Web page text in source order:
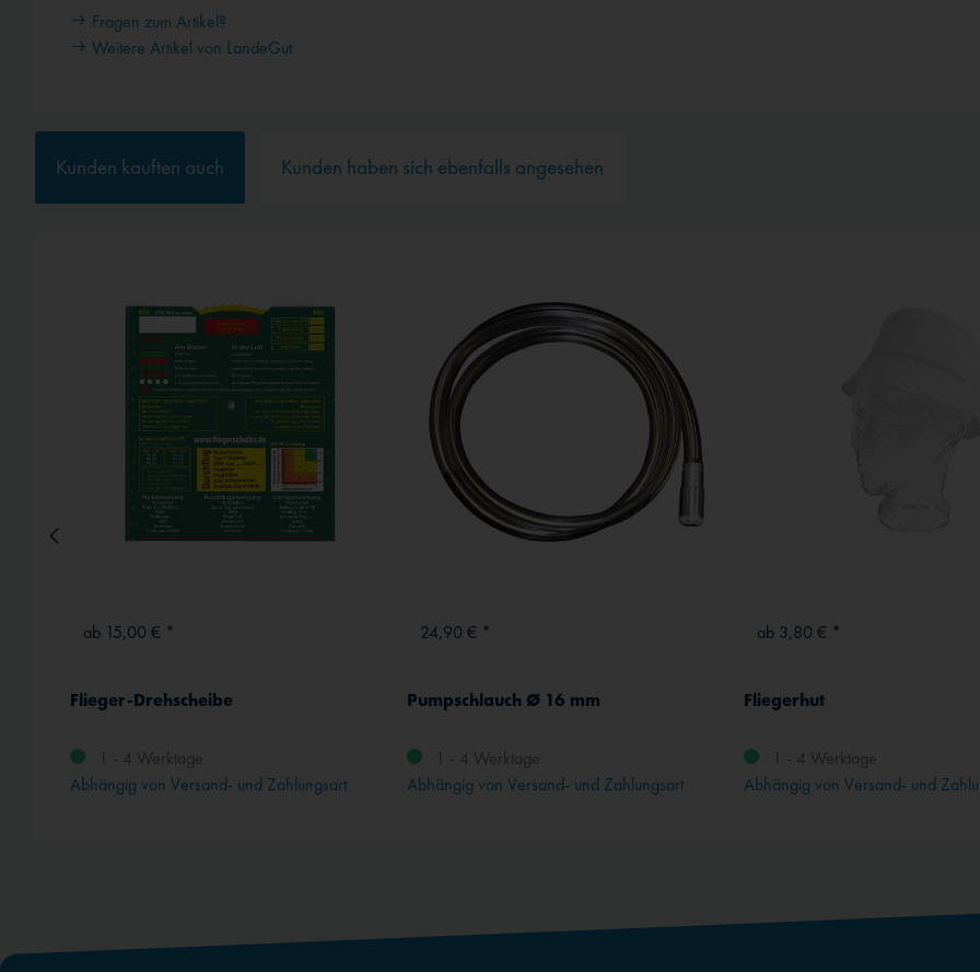
Fragen zum Artikel?
Weitere Artikel von LandeGut
Kunden kauften auch Kunden haben sich ebenfalls angesehen
ab 15,00 € *
Flieger-Drehscheibe
1 - 4 Werktage
Abhängig von Versand- und Zahlungsart
24,90 € *
Pumpschlauch Ø 16 mm
1 - 4 Werktage
Abhängig von Versand- und Zahlungsart
ab 3,80 € *
Fliegerhut
1 - 4 Werktage
Abhängig von Versand- und